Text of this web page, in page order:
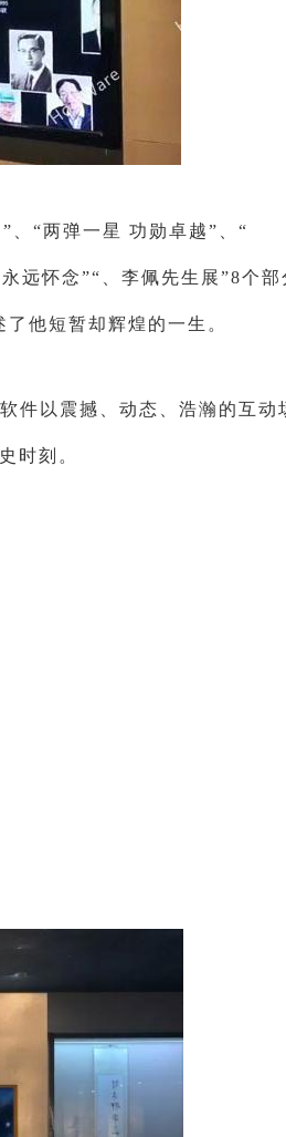
、“两弹一星 功勋卓越”、“
远怀念”“、李佩先生展”8个部
他短暂却辉煌的一生。
件以震撼、动态、浩瀚的互动
时刻。